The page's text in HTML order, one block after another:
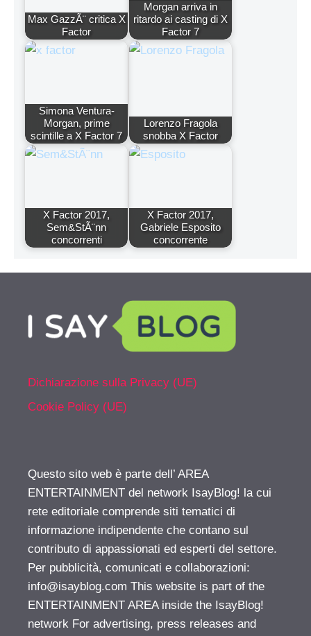
Max GazzÃ¨ critica X
Factor
Morgan arriva in
ritardo ai casting di X
Factor 7
Simona Ventura-
Morgan, prime
scintille a X Factor 7
Lorenzo Fragola
snobba X Factor
X Factor 2017,
Sem&StÃ¨nn
concorrenti
X Factor 2017,
Gabriele Esposito
concorrente
Dichiarazione sulla Privacy (UE)
Cookie Policy (UE)
Questo sito web è parte dell’ AREA
ENTERTAINMENT del network IsayBlog! la cui
rete editoriale comprende siti tematici di
informazione indipendente che contano sul
contributo di appassionati ed esperti del settore.
Per pubblicità, comunicati e collaborazioni:
info@isayblog.com This website is part of the
ENTERTAINMENT AREA inside the IsayBlog!
network For advertising, press releases and